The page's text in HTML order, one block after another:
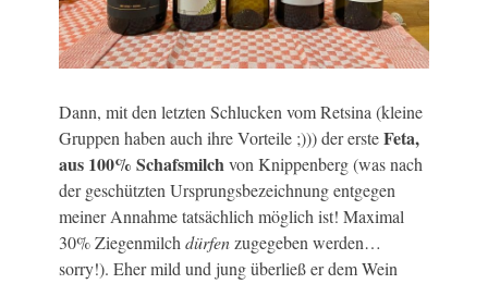
Dann, mit den letzten Schlucken vom Retsina (kleine
Gruppen haben auch ihre Vorteile ;))) der ersteFeta,
aus 100% Schafsmilchvon Knippenberg (was nach
der geschützten Ursprungsbezeichnung entgegen
meiner Annahme tatsächlich möglich ist! Maximal
30% Ziegenmilchdürfenzugegeben werden…
sorry!). Eher mild und jung überließ er dem Wein